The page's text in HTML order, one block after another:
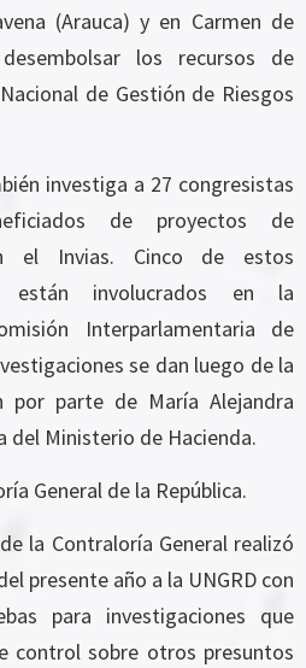
(Arauca) y en Carmen de
los recursos de
de Gestión de Riesgos
investiga a 27 congresistas
de proyectos de
el Invias. Cinco de estos
están involucrados en la
Interparlamentaria de
se dan luego de la
por parte de María Alejandra
del Ministerio de Hacienda.
General de la República.
la Contraloría General realizó
presente año a la UNGRD con
para investigaciones que
control sobre otros presuntos